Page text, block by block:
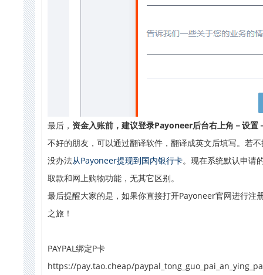
最后， 资金入账前，建议登录Payoneer后台右上角－设置
不好的朋友，可以通过翻译软件，翻译成英文后填写。若
没办法从Payoneer提现到国内银行卡。现在系统默认申请
取款和网上购物功能，无其它区别。
最后提醒大家的是，如果你直接打开Payoneer官网进行注
之旅！
PAYPAL绑定P卡
https://pay.tao.cheap/